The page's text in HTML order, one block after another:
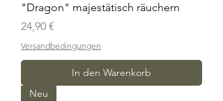
"Dragon" majestätisch räuchern
Preis
24,90 €
Versandbedingungen
In den Warenkorb
Neu